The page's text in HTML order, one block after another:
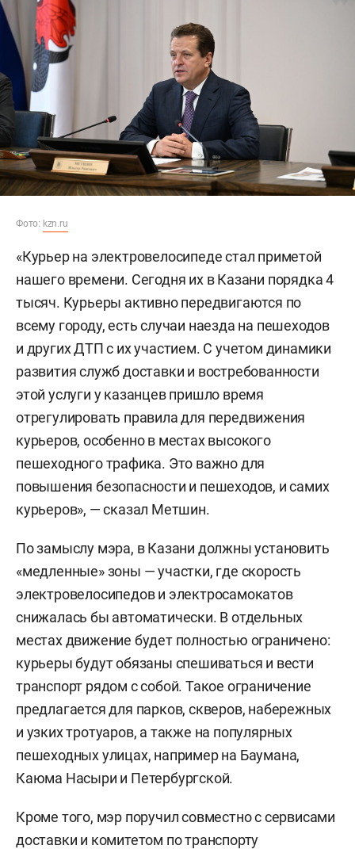
Фото: kzn.ru
«Курьер на электровелосипеде стал приметой
нашего времени. Сегодня их в Казани порядка 4
тысяч. Курьеры активно передвигаются по
всему городу, есть случаи наезда на пешеходов
и других ДТП с их участием. С учетом динамики
развития служб доставки и востребованности
этой услуги у казанцев пришло время
отрегулировать правила для передвижения
курьеров, особенно в местах высокого
пешеходного трафика. Это важно для
повышения безопасности и пешеходов, и самих
курьеров», — сказал Метшин.
По замыслу мэра, в Казани должны установить
«медленные» зоны — участки, где скорость
электровелосипедов и электросамокатов
снижалась бы автоматически. В отдельных
местах движение будет полностью ограничено:
курьеры будут обязаны спешиваться и вести
транспорт рядом с собой. Такое ограничение
предлагается для парков, скверов, набережных
и узких тротуаров, а также на популярных
пешеходных улицах, например на Баумана,
Каюма Насыри и Петербургской.
Кроме того, мэр поручил совместно с сервисами
доставки и комитетом по транспорту